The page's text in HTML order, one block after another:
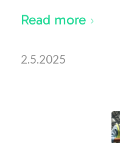
Read more
2.5.2025